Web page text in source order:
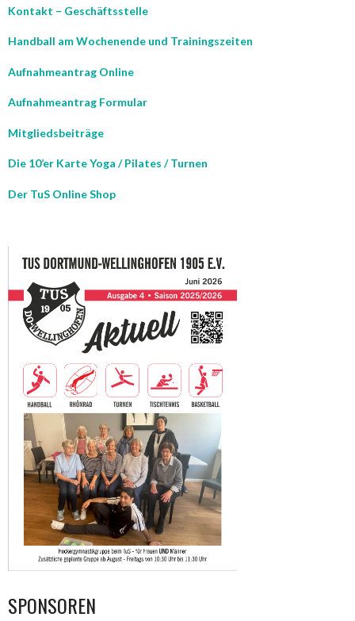
Kontakt – Geschäftsstelle
Handball am Wochenende und Trainingszeiten
Aufnahmeantrag Online
Aufnahmeantrag Formular
Mitgliedsbeiträge
Die 10’er Karte Yoga / Pilates / Turnen
Der TuS Online Shop
SPONSOREN